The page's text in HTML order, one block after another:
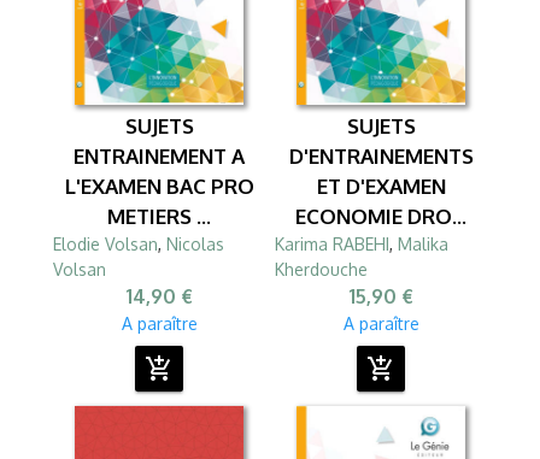
SUJETS
ENTRAINEMENT A
L'EXAMEN BAC PRO
METIERS ...
Elodie Volsan, Nicolas
Volsan
14,90 €
A paraître
add_shopping_cart
SUJETS
D'ENTRAINEMENTS
ET D'EXAMEN
ECONOMIE DRO...
Karima RABEHI, Malika
Kherdouche
15,90 €
A paraître
add_shopping_cart